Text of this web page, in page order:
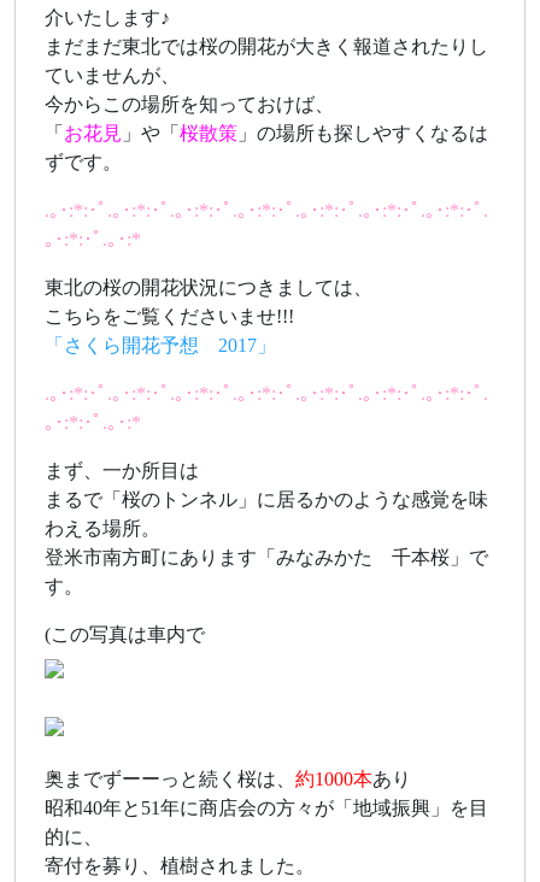
介いたします♪
まだまだ東北では桜の開花が大きく報道されたりし
ていませんが、
今からこの場所を知っておけば、
「 お花見 」や「 桜散策 」の場所も探しやすくなるは
ずです。
.｡･:*:･ﾟ.｡･:*:･ﾟ.｡･:*:･ﾟ.｡･:*:･ﾟ.｡･:*:･ﾟ.｡･:*:･ﾟ.｡･:*:･ﾟ.
｡･:*:･ﾟ.｡･:*
東北の桜の開花状況につきましては、
こちらをご覧くださいませ!!!
「さくら開花予想 2017」
.｡･:*:･ﾟ.｡･:*:･ﾟ.｡･:*:･ﾟ.｡･:*:･ﾟ.｡･:*:･ﾟ.｡･:*:･ﾟ.｡･:*:･ﾟ.
｡･:*:･ﾟ.｡･:*
まず、一か所目は
まるで「桜のトンネル」に居るかのような感覚を味
わえる場所。
登米市南方町にあります「みなみかた 千本桜」で
す。
(この写真は車内で
奥までずーーっと続く桜は、 約1000本あり
昭和40年と51年に商店会の方々が「地域振興」を目
的に、
寄付を募り、植樹されました。